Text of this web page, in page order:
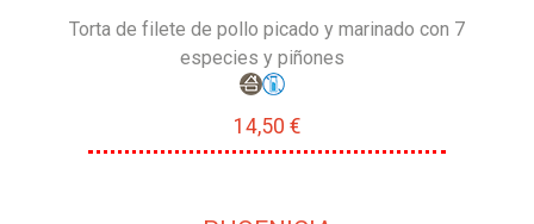
Torta de filete de pollo picado y marinado con 7
especies y piñones
14,50 €